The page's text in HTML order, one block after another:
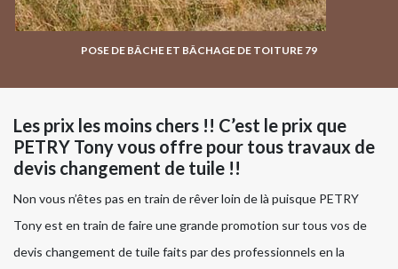
POSE DE BÂCHE ET BÂCHAGE DE TOITURE 79
Les prix les moins chers !! C’est le prix que
PETRY Tony vous offre pour tous travaux de
devis changement de tuile !!
Non vous n’êtes pas en train de rêver loin de là puisque PETRY
Tony est en train de faire une grande promotion sur tous vos de
devis changement de tuile faits par des professionnels en la